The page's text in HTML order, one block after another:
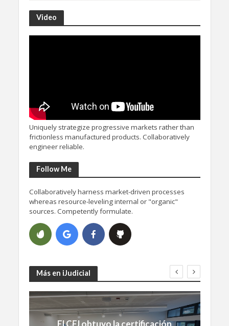
Video
Uniquely strategize progressive markets rather than
frictionless manufactured products. Collaboratively
engineer reliable.
Follow Me
Collaboratively harness market-driven processes
whereas resource-leveling internal or "organic"
sources. Competently formulate.
Más en iJudicial
El CFJ obtuvo la certificación